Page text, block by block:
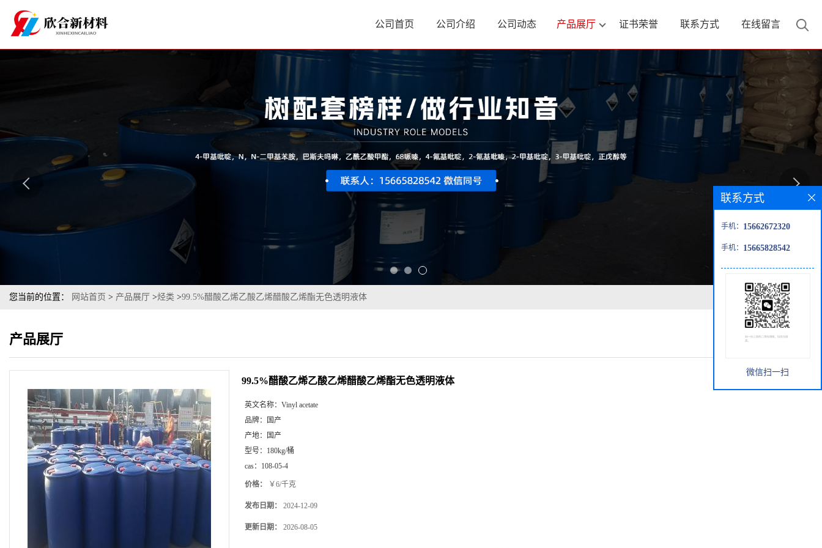
公司首页 公司介绍 公司动态 产品展厅 证书荣誉 联系方式 在线留言
您当前的位置： 网站首页 > 产品展厅 >烃类 >99.5%醋酸乙烯乙酸乙烯醋酸乙烯酯无色透明液体
产品展厅
99.5%醋酸乙烯乙酸乙烯醋酸乙烯酯无色透明液体
英文名称： Vinyl acetate
品牌：
国产
产地：
国产
型号： 180kg/桶
cas： 108-05-4
价格： ￥6/千克
发布日期： 2024-12-09
更新日期： 2026-08-05
联系方式
手机： 15662672320
手机： 15665828542
微信扫一扫